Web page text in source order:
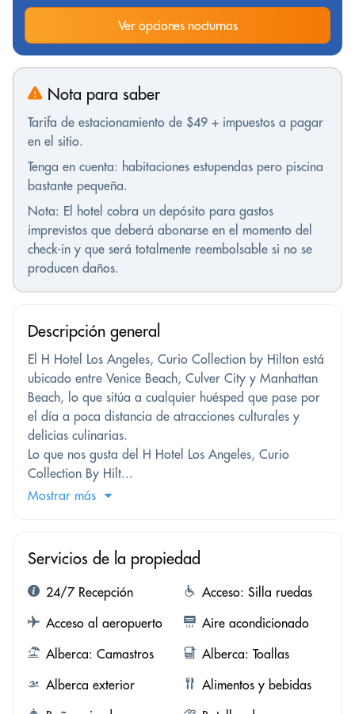
Ver opciones nocturnas
Nota para saber
Tarifa de estacionamiento de $49 + impuestos a pagar
en el sitio.
Tenga en cuenta: habitaciones estupendas pero piscina
bastante pequeña.
Nota: El hotel cobra un depósito para gastos
imprevistos que deberá abonarse en el momento del
check-in y que será totalmente reembolsable si no se
producen daños.
Descripción general
El H Hotel Los Angeles, Curio Collection by Hilton está
ubicado entre Venice Beach, Culver City y Manhattan
Beach, lo que sitúa a cualquier huésped que pase por
el día a poca distancia de atracciones culturales y
delicias culinarias.
Lo que nos gusta del H Hotel Los Angeles, Curio
Collection By Hilt...
Mostrar más
Servicios de la propiedad
24/7 Recepción
Acceso: Silla ruedas
Acceso al aeropuerto
Aire acondicionado
Alberca: Camastros
Alberca: Toallas
Alberca exterior
Alimentos y bebidas